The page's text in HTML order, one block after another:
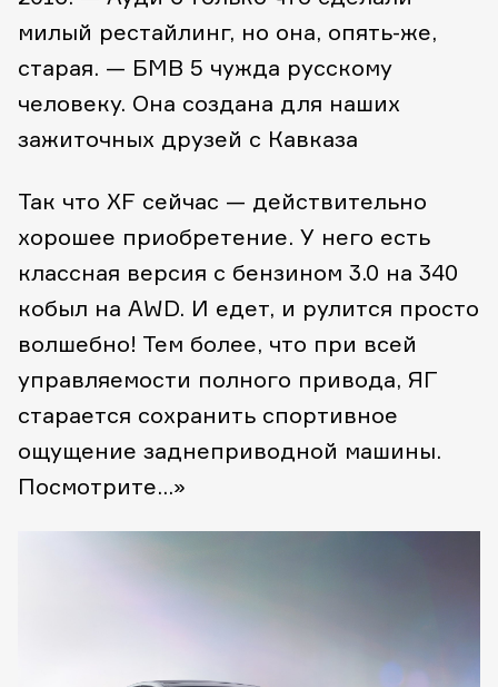
милый рестайлинг, но она, опять-же,
старая. — БМВ 5 чужда русскому
человеку. Она создана для наших
зажиточных друзей с Кавказа
Так что XF сейчас — действительно
хорошее приобретение. У него есть
классная версия с бензином 3.0 на 340
кобыл на AWD. И едет, и рулится просто
волшебно! Тем более, что при всей
управляемости полного привода, ЯГ
старается сохранить спортивное
ощущение заднеприводной машины.
Посмотрите…»